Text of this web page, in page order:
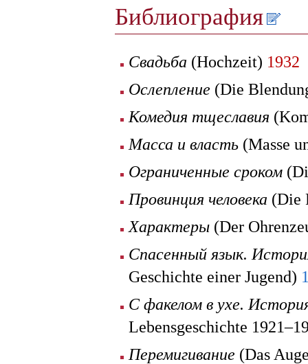
Библиография
Свадьба (Hochzeit) 1932
Ослепление (Die
Комедия тщеславия
Масса и власть (Masse
Ограниченные сроком
Провинция человека (Die
Характеры (Der
Спасенный язык.
Geschichte einer Jugend)
С факелом в ухе.
Lebensgeschichte
Перемигивание (Das